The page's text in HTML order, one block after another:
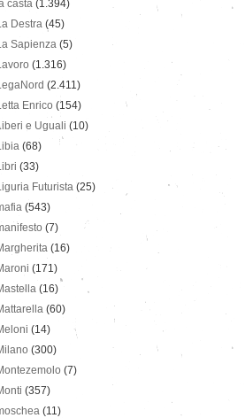
casta (1.394)
Destra (45)
Sapienza (5)
(1.316)
(2.411)
Enrico (154)
e Uguali (10)
(68)
(33)
Futurista (25)
(543)
(7)
(16)
(171)
(16)
(60)
(14)
(300)
(7)
(357)
(11)